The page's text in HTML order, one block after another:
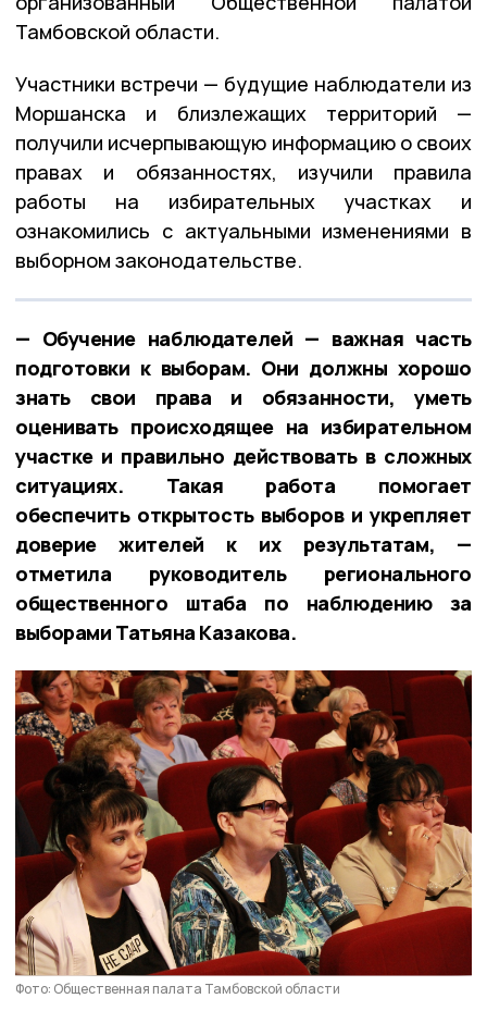
Тамбовской области.
Участники встречи — будущие наблюдатели из
Моршанска и близлежащих территорий —
получили исчерпывающую информацию о своих
правах и обязанностях, изучили правила
работы на избирательных участках и
ознакомились с актуальными изменениями в
выборном законодательстве.
— Обучение наблюдателей — важная часть
подготовки к выборам. Они должны хорошо
знать свои права и обязанности, уметь
оценивать происходящее на избирательном
участке и правильно действовать в сложных
ситуациях. Такая работа помогает
обеспечить открытость выборов и укрепляет
доверие жителей к их результатам, —
отметила руководитель регионального
общественного штаба по наблюдению за
выборами Татьяна Казакова.
Фото: Общественная палата Тамбовской области